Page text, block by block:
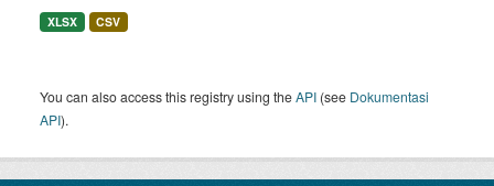
XLSX CSV
You can also access this registry using theAPI (see Dokumentasi
API).